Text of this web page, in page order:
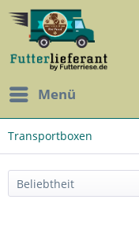
Menü
Transportboxen